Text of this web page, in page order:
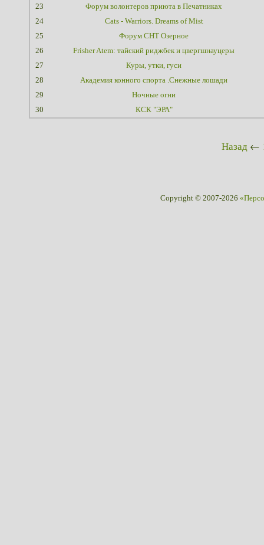
23
Форум волонтеров приюта в Печатниках
24
Cats - Warriors. Dreams of Mist
25
Форум СНТ Озерное
26
Frisher Atem: тайский риджбек и цвергшнауцеры
27
Куры, утки, гуси
28
Академия конного спорта .Снежные лошади
29
Ночные огни
30
КСК "ЭРА"
Назад ←
Copyright © 2007-2026